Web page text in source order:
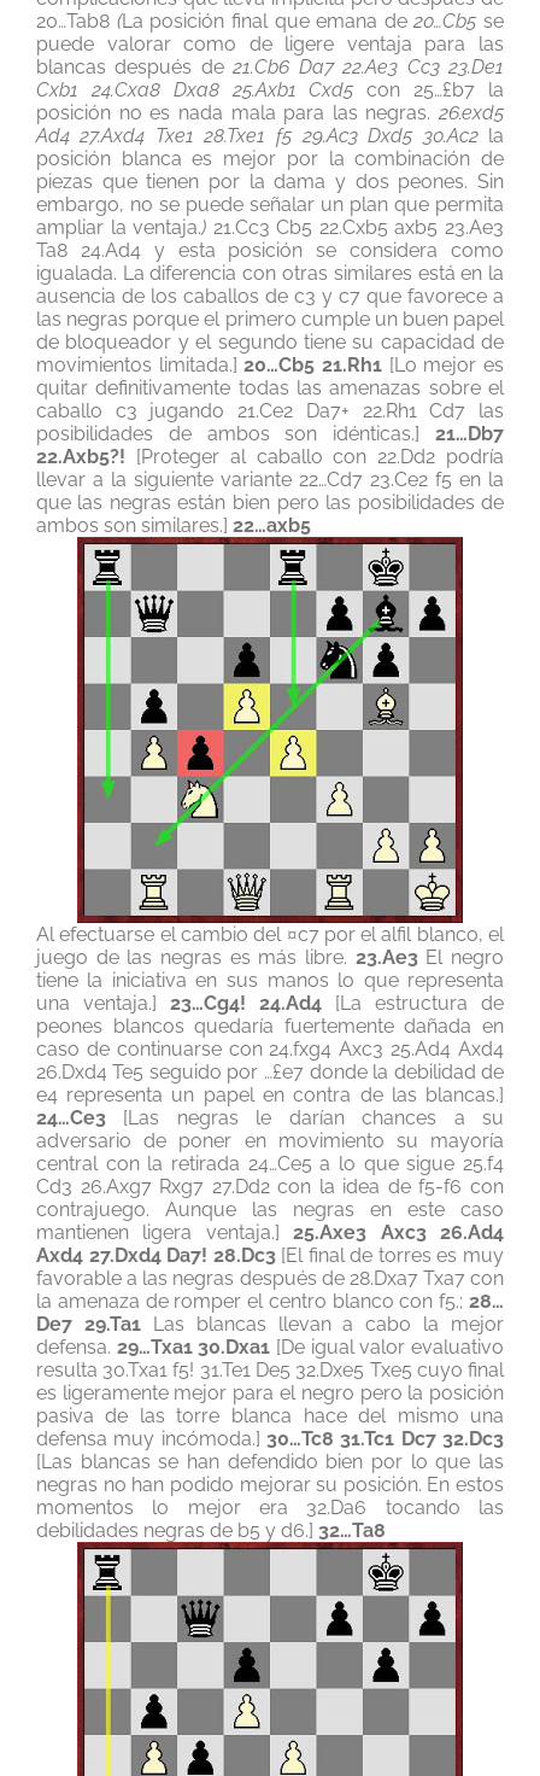
20…Tab8 (La posición final que emana de20…Cb5se
puede valorar como de ligere ventaja para las
blancas después de21.Cb6 Da7 22.Ae3 Cc3 23.De1
Cxb1 24.Cxa8 Dxa8 25.Axb1 Cxd5con 25…£b7 la
posición no es nada mala para las negras.26.exd5
Ad4 27.Axd4 Txe1 28.Txe1 f5 29.Ac3 Dxd5 30.Ac2 la
posición blanca es mejor por la combinación de
piezas que tienen por la dama y dos peones. Sin
embargo, no se puede señalar un plan que permita
ampliar la ventaja.) 21.Cc3 Cb5 22.Cxb5 axb5 23.Ae3
Ta8 24.Ad4 y esta posición se considera como
igualada. La diferencia con otras similares está en la
ausencia de los caballos de c3 y c7 que favorece a
las negras porque el primero cumple un buen papel
de bloqueador y el segundo tiene su capacidad de
movimientos limitada.]20…Cb5 21.Rh1 [Lo mejor es
quitar definitivamente todas las amenazas sobre el
caballo c3 jugando 21.Ce2 Da7+ 22.Rh1 Cd7 las
posibilidades de ambos son idénticas.]21…Db7
22.Axb5?! [Proteger al caballo con 22.Dd2 podría
llevar a la siguiente variante 22…Cd7 23.Ce2 f5 en la
que las negras están bien pero las posibilidades de
ambos son similares.] 22…axb5
Al efectuarse el cambio del ¤c7 por el alfil blanco, el
juego de las negras es más libre. 23.Ae3El negro
tiene la iniciativa en sus manos lo que representa
una ventaja.] 23…Cg4! 24.Ad4 [La estructura de
peones blancos quedaría fuertemente dañada en
caso de continuarse con 24.fxg4 Axc3 25.Ad4 Axd4
26.Dxd4 Te5 seguido por …£e7 donde la debilidad de
e4 representa un papel en contra de las blancas.]
24…Ce3 [Las negras le darían chances a su
adversario de poner en movimiento su mayoría
central con la retirada 24…Ce5 a lo que sigue 25.f4
Cd3 26.Axg7 Rxg7 27.Dd2 con la idea de f5-f6 con
contrajuego. Aunque las negras en este caso
mantienen ligera ventaja.]25.Axe3 Axc3 26.Ad4
Axd4 27.Dxd4 Da7! 28.Dc3 [El final de torres es muy
favorable a las negras después de 28.Dxa7 Txa7 con
la amenaza de romper el centro blanco con f5.;28…
De7 29.Ta1 Las blancas llevan a cabo la mejor
defensa. 29…Txa1 30.Dxa1 [De igual valor evaluativo
resulta 30.Txa1 f5! 31.Te1 De5 32.Dxe5 Txe5 cuyo final
es ligeramente mejor para el negro pero la posición
pasiva de las torre blanca hace del mismo una
defensa muy incómoda.] 30…Tc8 31.Tc1 Dc7 32.Dc3
[Las blancas se han defendido bien por lo que las
negras no han podido mejorar su posición. En estos
momentos lo mejor era 32.Da6 tocando las
debilidades negras de b5 y d6.] 32…Ta8